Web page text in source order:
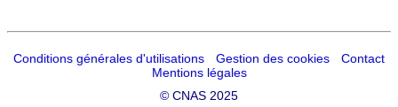
Conditions générales d'utilisations Gestion des cookies
Contact
Mentions légales
© CNAS 2025